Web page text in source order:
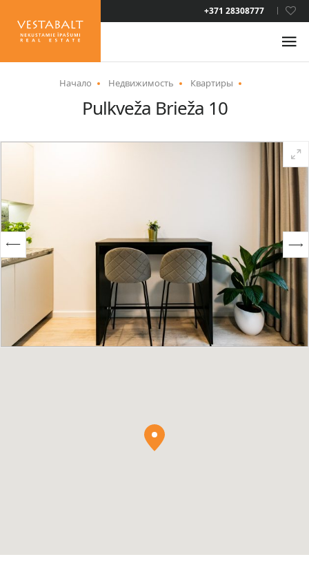
+371 28308777
LAT
ENG
НОВОСТИ
УСЛУГИ
ВИД НА ЖИТЕЛЬСТВО
Начало Недвижимость Квартиры
Pulkveža Brieža 10